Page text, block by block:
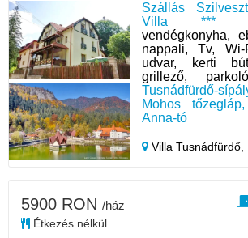
Szállás
Villa
vendégkonyha,
nappali, Tv,
udvar, kerti
grillező, parkoló
Tusnádfürdő-
Mohos
Anna-tó
Villa Tusnádfürdő,
5900 RON /ház
Étkezés nélkül